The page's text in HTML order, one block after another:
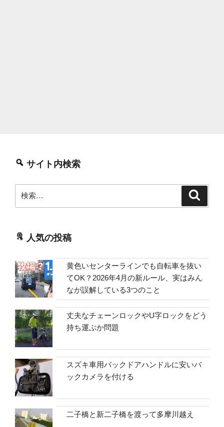
サイト内検索
索:
人気の投稿
黄色いセンターラインでも自転車を抜い
てOK？2026年4月の新ルール、実はみん
なが誤解している3つのこと
丈夫なチェーンロックやU字ロックをどう
持ち運ぶか問題
スズキ車用バックドアハンドルに安いバ
ックカメラを付ける
二子橋と新二子橋を渡って多摩川越え